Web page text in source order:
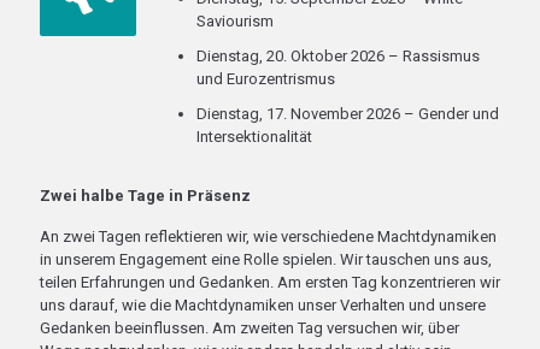
Saviourism
Dienstag, 20. Oktober 2026 – Rassismus
und Eurozentrismus
Dienstag, 17. November 2026 – Gender und
Intersektionalität
Zwei halbe Tage in Präsenz
An zwei Tagen reflektieren wir, wie verschiedene Machtdynamiken
in unserem Engagement eine Rolle spielen. Wir tauschen uns aus,
teilen Erfahrungen und Gedanken. Am ersten Tag konzentrieren wir
uns darauf, wie die Machtdynamiken unser Verhalten und unsere
Gedanken beeinflussen. Am zweiten Tag versuchen wir, über